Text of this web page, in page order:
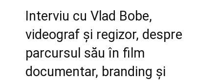
Interviu cu Vlad Bobe,
videograf și regizor, despre
parcursul său în film
documentar, branding și